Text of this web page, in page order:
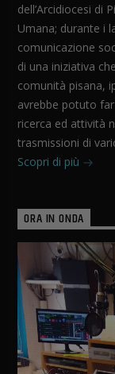
dell’Arcidiocesi di
Umana; durante i
comunicazione
di una iniziativa
comunità pisana,
avrebbe potuto
ricerca ed attività
trasmissioni di
Scopri di più
ORA IN ONDA